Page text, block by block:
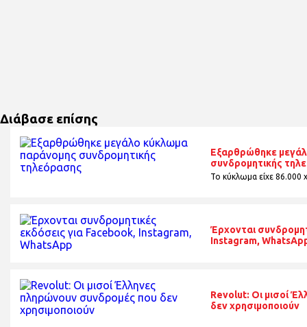
Διάβασε επίσης
Εξαρθρώθηκε
συνδρομητικής
Το κύκλωμα είχε 86.000
Έρχονται
Instagram,
Revolut: Οι μισοί
δεν χρησιμοποιούν